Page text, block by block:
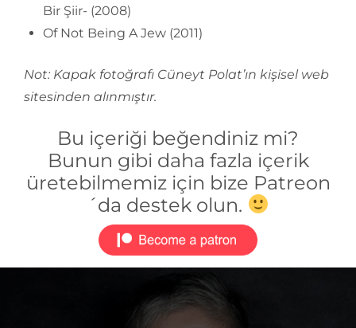
Bir Şiir- (2008)
Of Not Being A Jew (2011)
Not: Kapak fotoğrafı Cüneyt Polat’ın kişisel web
sitesinden alınmıştır.
Bu içeriği beğendiniz mi?
Bunun gibi daha fazla içerik
üretebilmemiz için bize Patreon
´da destek olun.